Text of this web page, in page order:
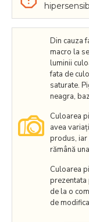
Din cauza
macro la
luminii
fata de
saturate.
neagra,
Culoarea
avea
produs, iar
rămână
Culoarea
prezentata
de la o
de